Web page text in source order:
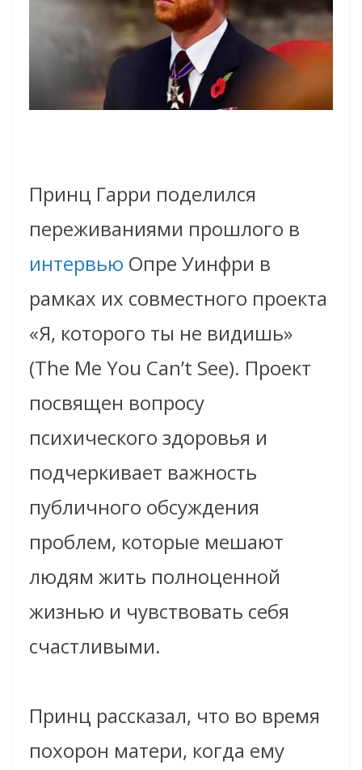
Принц Гарри поделился
переживаниями прошлого в
интервью Опре Уинфри в
рамках их совместного проекта
«Я, которого ты не видишь»
(The Me You Can’t See). Проект
посвящен вопросу
психического здоровья и
подчеркивает важность
публичного обсуждения
проблем, которые мешают
людям жить полноценной
жизнью и чувствовать себя
счастливыми.
Принц рассказал, что во время
похорон матери, когда ему